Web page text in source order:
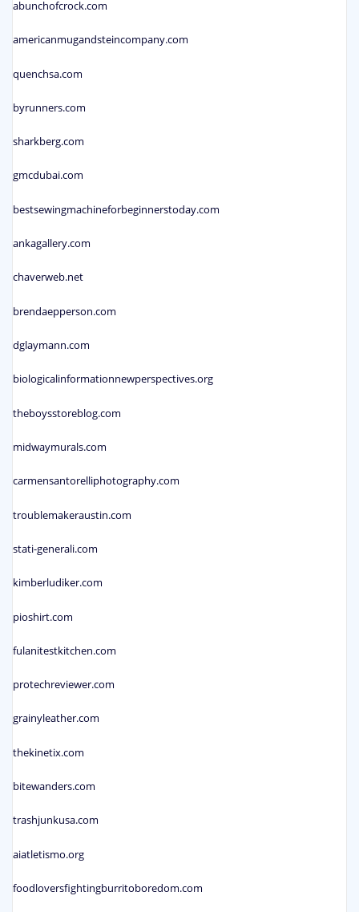
abunchofcrock.com
americanmugandsteincompany.com
quenchsa.com
byrunners.com
sharkberg.com
gmcdubai.com
bestsewingmachineforbeginnerstoday.com
ankagallery.com
chaverweb.net
brendaepperson.com
dglaymann.com
biologicalinformationnewperspectives.org
theboysstoreblog.com
midwaymurals.com
carmensantorelliphotography.com
troublemakeraustin.com
stati-generali.com
kimberludiker.com
pioshirt.com
fulanitestkitchen.com
protechreviewer.com
grainyleather.com
thekinetix.com
bitewanders.com
trashjunkusa.com
aiatletismo.org
foodloversfightingburritoboredom.com